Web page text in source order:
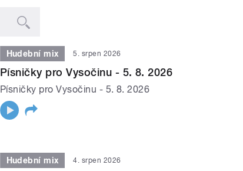
Hudební mix 5. srpen 2026
Písničky pro Vysočinu - 5. 8. 2026
Písničky pro Vysočinu - 5. 8. 2026
Hudební mix 4. srpen 2026